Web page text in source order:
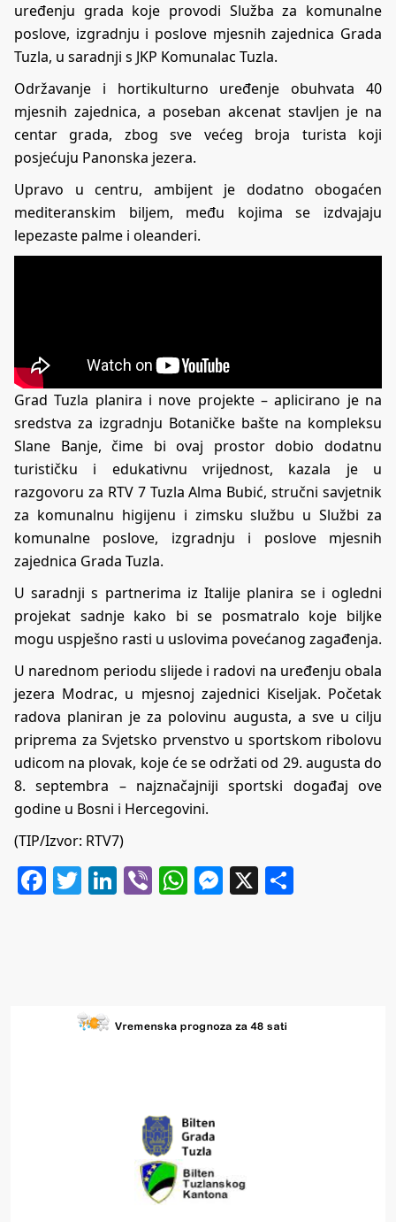
uređenju grada koje provodi Služba za komunalne
poslove, izgradnju i poslove mjesnih zajednica Grada
Tuzla, u saradnji s JKP Komunalac Tuzla.
Održavanje i hortikulturno uređenje obuhvata 40
mjesnih zajednica, a poseban akcenat stavljen je na
centar grada, zbog sve većeg broja turista koji
posjećuju Panonska jezera.
Upravo u centru, ambijent je dodatno obogaćen
mediteranskim biljem, među kojima se izdvajaju
lepezaste palme i oleanderi.
Grad Tuzla planira i nove projekte – aplicirano je na
sredstva za izgradnju Botaničke bašte na kompleksu
Slane Banje, čime bi ovaj prostor dobio dodatnu
turističku i edukativnu vrijednost, kazala je u
razgovoru za RTV 7 Tuzla Alma Bubić, stručni savjetnik
za komunalnu higijenu i zimsku službu u Službi za
komunalne poslove, izgradnju i poslove mjesnih
zajednica Grada Tuzla.
U saradnji s partnerima iz Italije planira se i ogledni
projekat sadnje kako bi se posmatralo koje biljke
mogu uspješno rasti u uslovima povećanog zagađenja.
U narednom periodu slijede i radovi na uređenju obala
jezera Modrac, u mjesnoj zajednici Kiseljak. Početak
radova planiran je za polovinu augusta, a sve u cilju
priprema za Svjetsko prvenstvo u sportskom ribolovu
udicom na plovak, koje će se održati od 29. augusta do
8. septembra – najznačajniji sportski događaj ove
godine u Bosni i Hercegovini.
(TIP/Izvor: RTV7)
Facebook
Twitter
LinkedIn
ViberWhatsApp
Messenger
X